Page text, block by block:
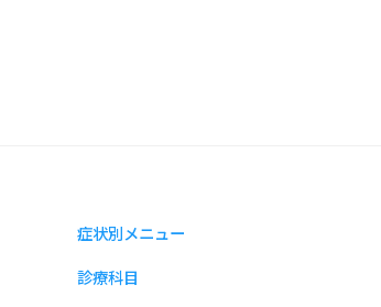
症状別メニュー
診療科目